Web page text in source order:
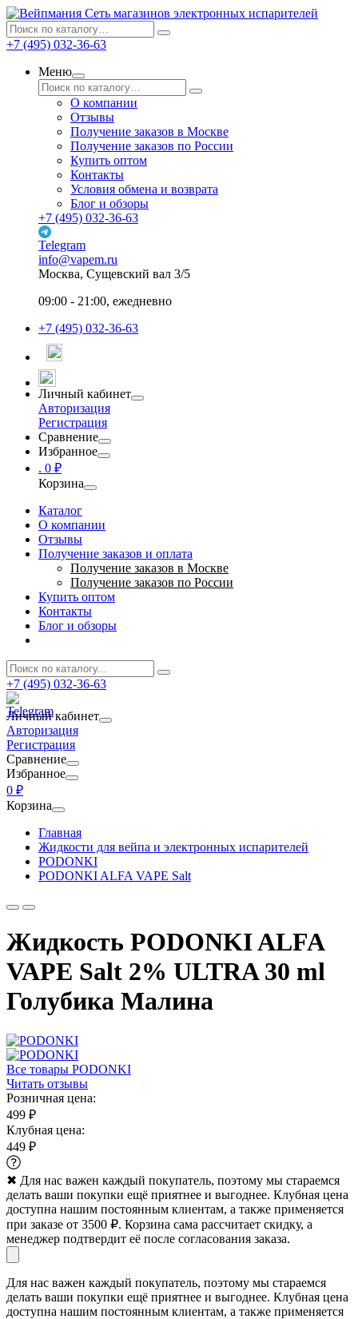
Сеть магазинов электронных испарителей
+7 (495) 032-36-63
Меню
О компании
Отзывы
Получение заказов в Москве
Получение заказов по России
Купить оптом
Контакты
Условия обмена и возврата
Блог и обзоры
+7 (495) 032-36-63
Telegram
info@vapem.ru
Москва, Сущевский вал 3/5
09:00 - 21:00, ежедневно
+7 (495) 032-36-63
Личный кабинет
Авторизация
Регистрация
Сравнение
Избранное
. 0 ₽
Корзина
Каталог
О компании
Отзывы
Получение заказов и оплата
Получение заказов в Москве
Получение заказов по России
Купить оптом
Контакты
Блог и обзоры
+7 (495) 032-36-63
Личный кабинет
Авторизация
Регистрация
Сравнение
Избранное
0 ₽
Корзина
Главная
Жидкости для вейпа и электронных испарителей
PODONKI
PODONKI ALFA VAPE Salt
Жидкость PODONKI ALFA
VAPE Salt 2% ULTRA 30 ml
Голубика Малина
Все товары PODONKI
Читать отзывы
Розничная цена:
499 ₽
Клубная цена:
449 ₽
✖ Для нас важен каждый покупатель, поэтому мы стараемся
делать ваши покупки ещё приятнее и выгоднее. Клубная цена
доступна нашим постоянным клиентам, а также применяется
при заказе от 3500 ₽. Корзина сама рассчитает скидку, а
менеджер подтвердит её после согласования заказа.
Для нас важен каждый покупатель, поэтому мы стараемся
делать ваши покупки ещё приятнее и выгоднее. Клубная цена
доступна нашим постоянным клиентам, а также применяется